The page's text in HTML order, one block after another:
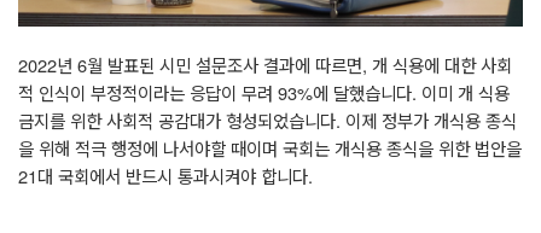
2022년 6월 발표된 시민 설문조사 결과에 따르면, 개 식용에 대한 사회
적 인식이 부정적이라는 응답이 무려 93%에 달했습니다. 이미 개 식용
금지를 위한 사회적 공감대가 형성되었습니다. 이제 정부가 개식용 종식
을 위해 적극 행정에 나서야할 때이며 국회는 개식용 종식을 위한 법안을
21대 국회에서 반드시 통과시켜야 합니다.